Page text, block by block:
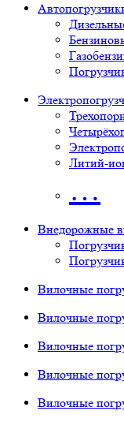
Литий-
…
Внедорожные
Вилочные
Вилочные
Вилочные
Вилочные
Вилочные